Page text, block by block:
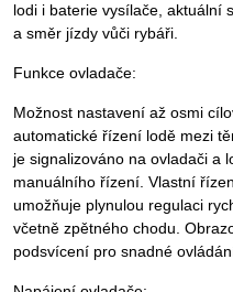
lodi i baterie vysílače, aktuální
a směr jízdy vůči rybáři.
Funkce ovladače:
Možnost nastavení až osmi
automatické řízení lodě mezi
je signalizováno na ovladači a
manuálního řízení. Vlastní
umožňuje plynulou regulaci
včetně zpětného chodu.
podsvícení pro snadné